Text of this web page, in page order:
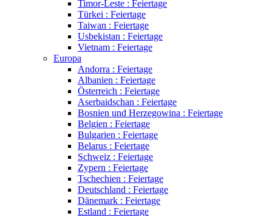
Timor-Leste : Feiertage
Türkei : Feiertage
Taiwan : Feiertage
Usbekistan : Feiertage
Vietnam : Feiertage
Europa
Andorra : Feiertage
Albanien : Feiertage
Österreich : Feiertage
Aserbaidschan : Feiertage
Bosnien und Herzegowina : Feiertage
Belgien : Feiertage
Bulgarien : Feiertage
Belarus : Feiertage
Schweiz : Feiertage
Zypern : Feiertage
Tschechien : Feiertage
Deutschland : Feiertage
Dänemark : Feiertage
Estland : Feiertage